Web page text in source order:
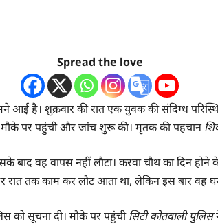
Spread the love
आई है। शुक्रवार की रात एक युवक की संदिग्ध
पर पहुंची और जांच शुरू की। मृतक की पहचान
वह वापस नहीं लौटा। करवा चौथ का दिन होने
रात तक काम कर लौट आता था, लेकिन इस बार वह
को सूचना दी। मौके पर पहुंचीसिटी कोतवाली पुलिस